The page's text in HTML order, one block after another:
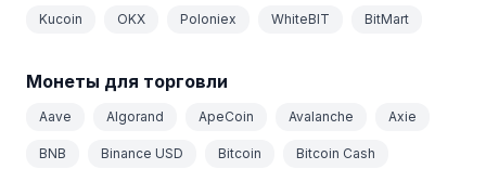
Kucoin OKX Poloniex WhiteBIT BitMart
Монеты для торговли
Aave Algorand ApeCoin Avalanche Axie
BNB Binance USD Bitcoin Bitcoin Cash